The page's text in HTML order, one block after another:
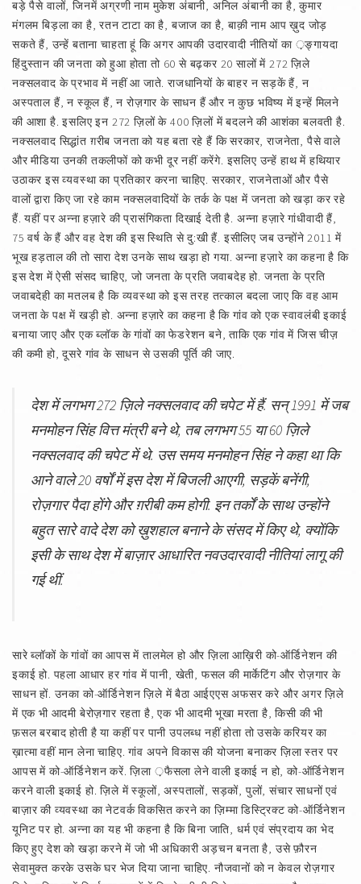
बड़े पैसे वालों, जिनमें अग्रणी नाम मुकेश अंबानी, अनिल अंबानी का है, कुमार
मंगलम बिड़ला का है, रतन टाटा का है, बजाज का है, बाक़ी नाम आप ख़ुद जोड़
सकते हैं, उन्हें बताना चाहता हूं कि अगर आपकी उदारवादी नीतियों का ़ङ्गायदा
हिंदुस्तान की जनता को हुआ होता तो 60 से बढ़कर 20 सालों में 272 ज़िले
नक्सलवाद के प्रभाव में नहीं आ जाते. राजधानियों के बाहर न सड़कें हैं, न
अस्पताल हैं, न स्कूल हैं, न रोज़गार के साधन हैं और न कुछ भविष्य में इन्हें मिलने
की आशा है. इसलिए इन 272 ज़िलों के 400 ज़िलों में बदलने की आशंका बलवती है.
नक्सलवाद सिद्धांत ग़रीब जनता को यह बता रहे हैं कि सरकार, राजनेता, पैसे वाले
और मीडिया उनकी तकलीफों को कभी दूर नहीं करेंगे. इसलिए उन्हें हाथ में हथियार
उठाकर इस व्यवस्था का प्रतिकार करना चाहिए. सरकार, राजनेताओं और पैसे
वालों द्वारा किए जा रहे काम नक्सलवादियों के तर्क के पक्ष में जनता को खड़ा कर रहे
हैं. यहीं पर अन्ना हज़ारे की प्रासंगिकता दिखाई देती है. अन्ना हज़ारे गांधीवादी हैं,
75 वर्ष के हैं और वह देश की इस स्थिति से दु:खी हैं. इसीलिए जब उन्होंने 2011 में
भूख हड़ताल की तो सारा देश उनके साथ खड़ा हो गया. अन्ना हज़ारे का कहना है कि
इस देश में ऐसी संसद चाहिए, जो जनता के प्रति जवाबदेह हो. जनता के प्रति
जवाबदेही का मतलब है कि व्यवस्था को इस तरह तत्काल बदला जाए कि वह आम
जनता के पक्ष में खड़ी हो. अन्ना हज़ारे का कहना है कि गांव को एक स्वावलंबी इकाई
बनाया जाए और एक ब्लॉक के गांवों का फेडरेशन बने, ताकि एक गांव में जिस चीज़
की कमी हो, दूसरे गांव के साधन से उसकी पूर्ति की जाए.
देश में लगभग 272 ज़िले नक्सलवाद की चपेट में हैं. सन् 1991 में जब
मनमोहन सिंह वित्त मंत्री बने थे, तब लगभग 55 या 60 ज़िले
नक्सलवाद की चपेट में थे. उस समय मनमोहन सिंह ने कहा था कि
आने वाले 20 वर्षों में इस देश में बिजली आएगी, सड़कें बनेंगी,
रोज़गार पैदा होंगे और ग़रीबी कम होगी. इन तर्कों के साथ उन्होंने
बहुत सारे वादे देश को ख़ुशहाल बनाने के संसद में किए थे, क्योंकि
इसी के साथ देश में बाज़ार आधारित नवउदारवादी नीतियां लागू की
गई थीं.
सारे ब्लॉकों के गांवों का आपस में तालमेल हो और ज़िला आख़िरी को-ऑर्डिनेशन की
इकाई हो. पहला आधार हर गांव में पानी, खेती, फसल की मार्केटिंग और रोज़गार के
साधन हों. उनका को-ऑर्डिनेशन ज़िले में बैठा आईएएस अफसर करे और अगर ज़िले
में एक भी आदमी बेरोज़गार रहता है, एक भी आदमी भूखा मरता है, किसी की भी
फ़सल बरबाद होती है या कहीं पर पानी उपलब्ध नहीं होता तो उसके करियर का
ख़ात्मा वहीं मान लेना चाहिए. गांव अपने विकास की योजना बनाकर ज़िला स्तर पर
आपस में को-ऑर्डिनेशन करें. ज़िला ़फैसला लेने वाली इकाई न हो, को-ऑर्डिनेशन
करने वाली इकाई हो. ज़िले में स्कूलों, अस्पतालों, सड़कों, पुलों, संचार साधनों एवं
बाज़ार की व्यवस्था का नेटवर्क विकसित करने का ज़िम्मा डिस्ट्रिक्ट को-ऑर्डिनेशन
यूनिट पर हो. अन्ना का यह भी कहना है कि बिना जाति, धर्म एवं संप्रदाय का भेद
किए हुए देश को खड़ा करने में जो भी अधिकारी अड़चन बनता है, उसे फ़ौरन
सेवामुक्त करके उसके घर भेज दिया जाना चाहिए. नौजवानों को न केवल रोज़गार